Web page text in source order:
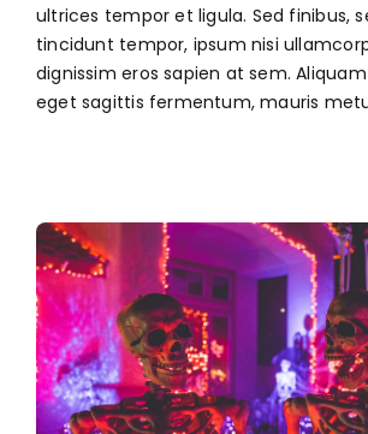
ultrices tempor et ligula. Sed finibus,
tincidunt tempor, ipsum nisi
dignissim eros sapien at sem.
eget sagittis fermentum, mauris